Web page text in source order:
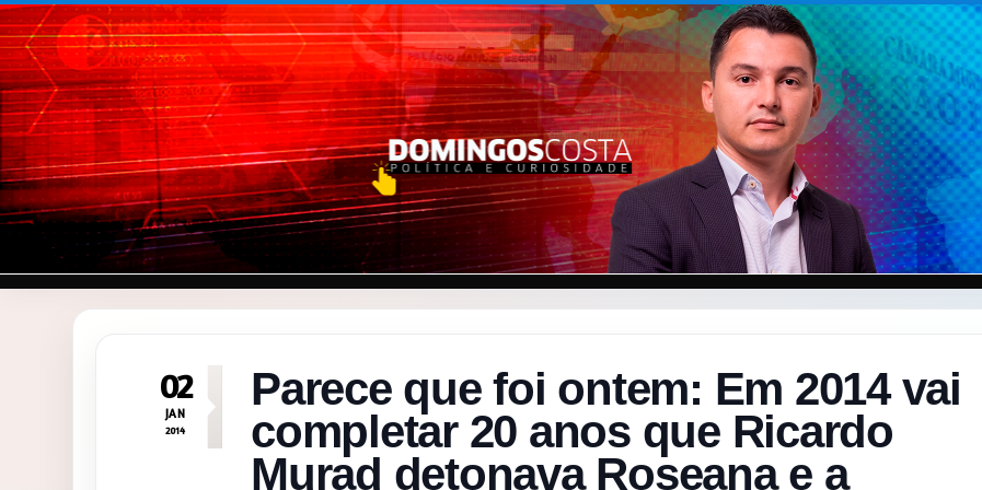
Pular para o conteúdo
02
JAN
2014
Parece que foi ontem: Em 2014 vai
completar 20 anos que Ricardo
Murad detonava Roseana e a